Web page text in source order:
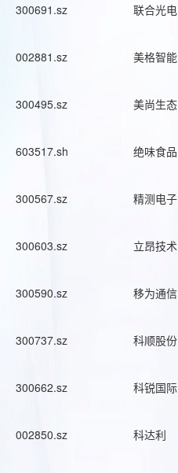
300691.sz 联合光电
002881.sz 美格智能
300495.sz 美尚生态
603517.sh 绝味食品
300567.sz 精测电子
300603.sz 立昂技术
300590.sz 移为通信
300737.sz 科顺股份
300662.sz 科锐国际
002850.sz 科达利